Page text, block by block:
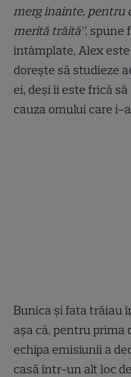
merg înainte, pentru
merită trăită”, spune
întâmplate, Alex
dorește să studieze
ei, deși îi este frică
cauza omului care i-
Bunica și fata trăiau
așa că, pentru prima
echipa emisiunii a
casă într-un alt loc